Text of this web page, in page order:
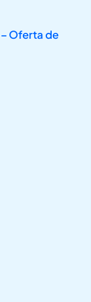
– Oferta de